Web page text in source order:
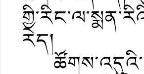
རེད།